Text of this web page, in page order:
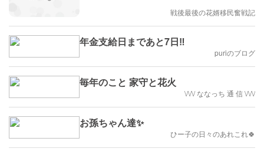
戦後最後の花婿移民奮戦記
年金支給日まであと7日‼️
puriのブログ
毎年のこと 家守と花火
\/\/\/ ななっち 通 信 \/\/\/
お孫ちゃん達✨
ひー子の日々のあれこれ🍀